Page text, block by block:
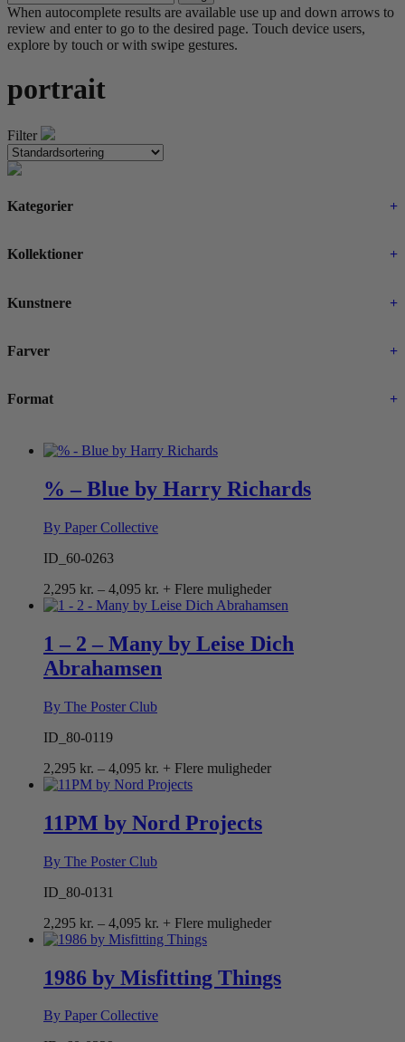
efter:
When autocomplete results are available use up and down arrows to
review and enter to go to the desired page. Touch device users,
explore by touch or with swipe gestures.
portrait
Filter
Kategorier +
Kollektioner +
Kunstnere +
Farver +
Format +
% – Blue by Harry Richards
By Paper Collective
ID_60-0263
2,295 kr. – 4,095 kr. Prisinterval:
2,295 kr.
4,095 kr.
+ Flere muligheder
1 – 2 – Many by Leise Dich
Abrahamsen
By The Poster Club
ID_80-0119
2,295 kr. – 4,095 kr. Prisinterval:
2,295 kr.
4,095 kr.
+ Flere muligheder
11PM by Nord Projects
By The Poster Club
ID_80-0131
2,295 kr. – 4,095 kr. Prisinterval:
2,295 kr.
4,095 kr.
+ Flere muligheder
1986 by Misfitting Things
By Paper Collective